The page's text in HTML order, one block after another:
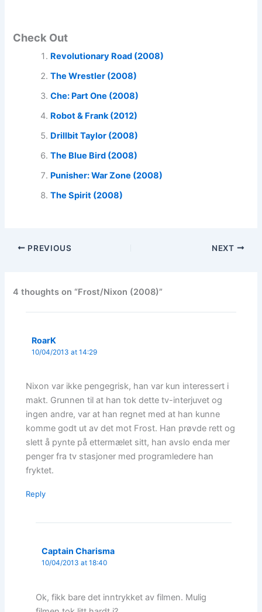
Check Out
Revolutionary Road (2008)
The Wrestler (2008)
Che: Part One (2008)
Robot & Frank (2012)
Drillbit Taylor (2008)
The Blue Bird (2008)
Punisher: War Zone (2008)
The Spirit (2008)
PREVIOUS NEXT
4 thoughts on “Frost/Nixon (2008)”
RoarK
10/04/2013 at 14:29
Nixon var ikke pengegrisk, han var kun interessert i
makt. Grunnen til at han tok dette tv-interjuvet og
ingen andre, var at han regnet med at han kunne
komme godt ut av det mot Frost. Han prøvde rett og
slett å pynte på ettermælet sitt, han avslo enda mer
penger fra tv stasjoner med programledere han
fryktet.
Reply
Captain Charisma
10/04/2013 at 18:40
Ok, fikk bare det inntrykket av filmen. Mulig